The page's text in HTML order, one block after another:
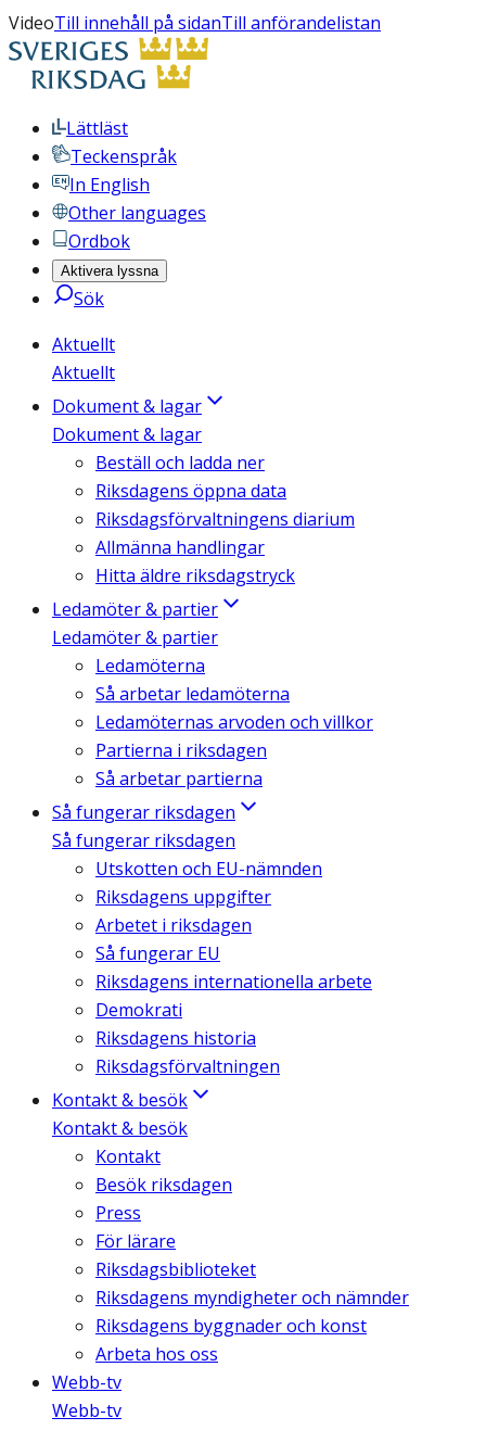
VideoTill innehåll på sidanTill anförandelistan
Lättläst
Teckenspråk
In English
Other languages
Ordbok
Aktivera lyssna
Sök
Aktuellt
Aktuellt
Dokument & lagar
Dokument & lagar
Beställ och ladda ner
Riksdagens öppna data
Riksdagsförvaltningens diarium
Allmänna handlingar
Hitta äldre riksdagstryck
Ledamöter & partier
Ledamöter & partier
Ledamöterna
Så arbetar ledamöterna
Ledamöternas arvoden och villkor
Partierna i riksdagen
Så arbetar partierna
Så fungerar riksdagen
Så fungerar riksdagen
Utskotten och EU-nämnden
Riksdagens uppgifter
Arbetet i riksdagen
Så fungerar EU
Riksdagens internationella arbete
Demokrati
Riksdagens historia
Riksdagsförvaltningen
Kontakt & besök
Kontakt & besök
Kontakt
Besök riksdagen
Press
För lärare
Riksdagsbiblioteket
Riksdagens myndigheter och nämnder
Riksdagens byggnader och konst
Arbeta hos oss
Webb-tv
Webb-tv